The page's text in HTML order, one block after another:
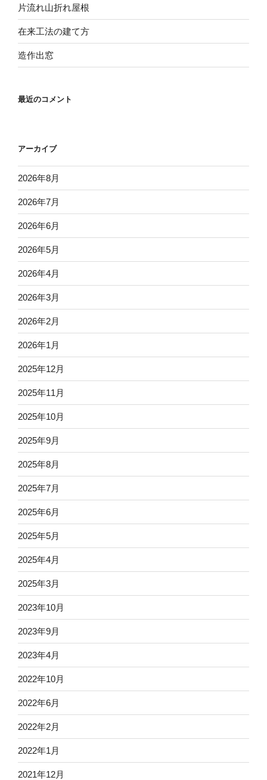
片流れ山折れ屋根
在来工法の建て方
造作出窓
最近のコメント
アーカイブ
2026年8月
2026年7月
2026年6月
2026年5月
2026年4月
2026年3月
2026年2月
2026年1月
2025年12月
2025年11月
2025年10月
2025年9月
2025年8月
2025年7月
2025年6月
2025年5月
2025年4月
2025年3月
2023年10月
2023年9月
2023年4月
2022年10月
2022年6月
2022年2月
2022年1月
2021年12月